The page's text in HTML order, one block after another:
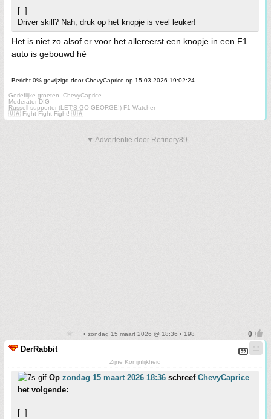
[..]
Driver skill? Nah, druk op het knopje is veel leuker!
Het is niet zo alsof er voor het allereerst een knopje in een F1
auto is gebouwd hè
Bericht 0% gewijzigd door ChevyCaprice op 15-03-2026 19:02:24
Gerieflijke groeten, ChevyCaprice
Moderator DIG
Russell-supporter (LET'S GO GEORGE!) F1 Watcher
🇺🇦 Fight Fight Fight! 🇺🇦
▼ Advertentie door Refinery89
• zondag 15 maart 2026 @ 18:36 • 198
DerRabbit
Zijne Konijnlijkheid
Op zondag 15 maart 2026 18:36 schreef ChevyCaprice
het volgende:
[..]